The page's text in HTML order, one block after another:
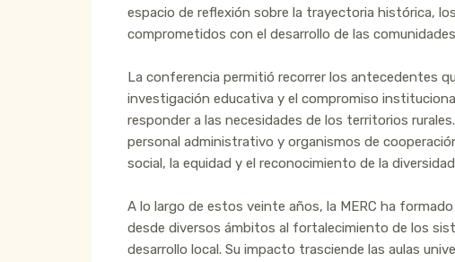
espacio de reflexión sobre la trayectoria histórica,
comprometidos con el desarrollo de las
La conferencia permitió recorrer los antecedentes
investigación educativa y el compromiso
responder a las necesidades de los territorios
personal administrativo y organismos de
social, la equidad y el reconocimiento de la
A lo largo de estos veinte años, la MERC ha
desde diversos ámbitos al fortalecimiento de los
desarrollo local. Su impacto trasciende las aulas